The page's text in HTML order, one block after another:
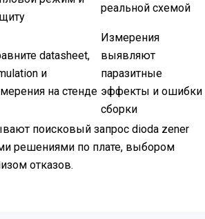
реальной схемой
datasheet,
и
на стенде
Измерения
выявляют
паразитные
эффекты и ошибки
сборки
поисковый запрос dioda zener
решениями по плате, выбором
отказов.